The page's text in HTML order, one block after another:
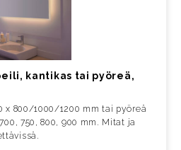
kantikas tai pyöreä,
x 800/1000/1200 mm tai pyöreä
750, 800, 900 mm. Mitat ja